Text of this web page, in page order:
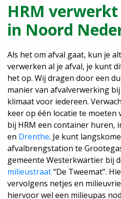
Container huren
Rolcontainers huren in
Afvalverwerking HRM in
Circulaire economie
Transport
Milieustraat
Inzameling afval
Contact
Login
HRM
in Noord
Als het om afval gaat, kun je
verwerken al je afval, je kunt
het op. Wij dragen door een
manier van afvalverwerking
klimaat voor iedereen.
keer op één locatie te moeten
bij HRM een container huren,
en Drenthe. Je kunt
afvalbrengstation te
gemeente Westerkwartier bij
milieustraat“De Tweemat”.
vervolgens netjes en
hiervoor wel een milieupas